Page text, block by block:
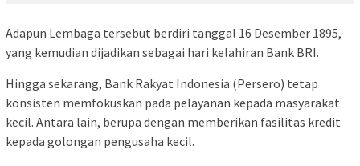
Adapun Lembaga tersebut berdiri tanggal 16 Desember 1895,
yang kemudian dijadikan sebagai hari kelahiran Bank BRI.
Hingga sekarang, Bank Rakyat Indonesia (Persero) tetap
konsisten memfokuskan pada pelayanan kepada masyarakat
kecil. Antara lain, berupa dengan memberikan fasilitas kredit
kepada golongan pengusaha kecil.